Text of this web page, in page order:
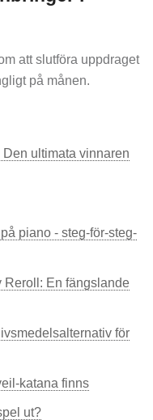
att slutföra uppdraget
på månen.
ultimata vinnaren
piano - steg-för-steg-
Reroll: En fängslande
för
katana finns
ut?